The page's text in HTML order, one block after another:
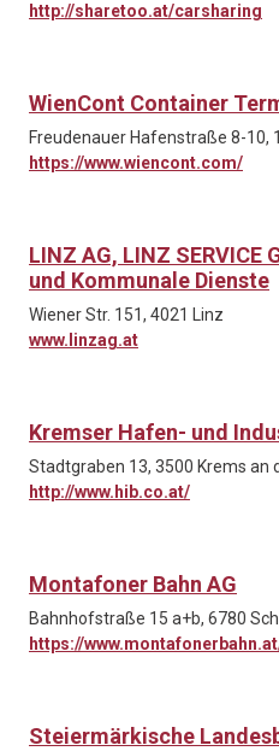
http://sharetoo.at/carsharing
WienCont Container
Freudenauer Hafenstraße 8-10,
https://www.wiencont.com/
LINZ AG, LINZ
und Kommunale Dienste
Wiener Str. 151, 4021 Linz
www.linzag.at
Kremser Hafen- und
Stadtgraben 13, 3500 Krems an
http://www.hib.co.at/
Montafoner Bahn AG
Bahnhofstraße 15 a+b, 6780
https://
Steiermärkische